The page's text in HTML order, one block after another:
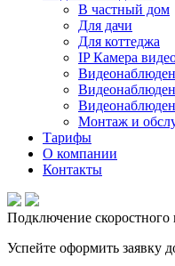
В частный дом
Для дачи
Для коттеджа
IP Камера
Монтаж и
Тарифы
О компании
Контакты
Подключение скоростного
Успейте оформить заявку